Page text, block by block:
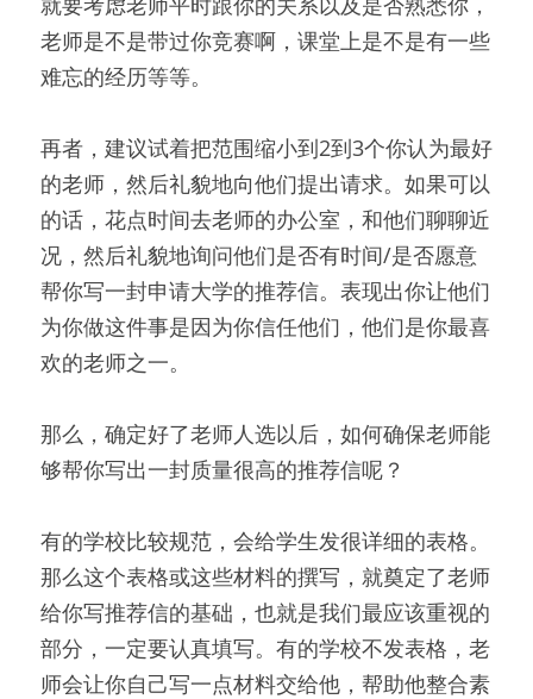
老师是不是带过你竞赛啊，课堂上是不是有一些
难忘的经历等等。
再者，建议试着把范围缩小到2到3个你认为最好
的老师，然后礼貌地向他们提出请求。如果可以
的话，花点时间去老师的办公室，和他们聊聊近
况，然后礼貌地询问他们是否有时间/是否愿意
帮你写一封申请大学的推荐信。表现出你让他们
为你做这件事是因为你信任他们，他们是你最喜
欢的老师之一。
那么，确定好了老师人选以后，如何确保老师能
够帮你写出一封质量很高的推荐信呢？
有的学校比较规范，会给学生发很详细的表格。
那么这个表格或这些材料的撰写，就奠定了老师
给你写推荐信的基础，也就是我们最应该重视的
部分，一定要认真填写。有的学校不发表格，老
师会让你自己写一点材料交给他，帮助他整合素